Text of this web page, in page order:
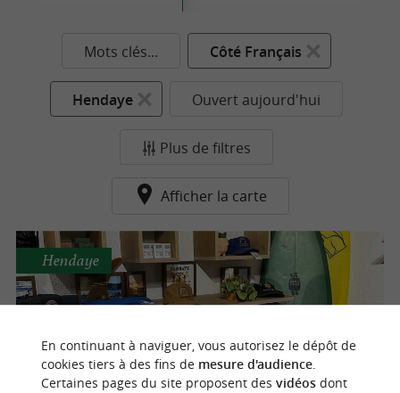
Mots clés... Côté Français
Hendaye Ouvert aujourd'hui
Plus de filtres
Afficher la carte
Une immersion authentique dans la culture
surf à la frontière franco-espagnole
Hendaye
En continuant à naviguer, vous autorisez le dépôt de
cookies tiers à des fins de mesure d'audience.
Certaines pages du site proposent des vidéosdont